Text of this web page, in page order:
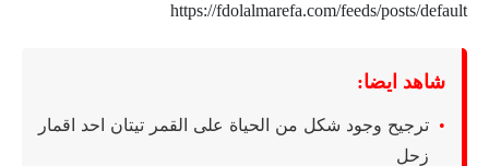
https://fdolalmarefa.com/feeds/posts/default
شاهد ايضا:
ترجيح وجود شكل من الحياة على القمر تيتان احد اقمار
زحل